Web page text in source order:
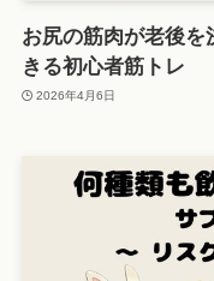
お尻の筋肉が老後
きる初心者筋トレ
2026年4月6日